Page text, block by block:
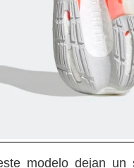
modelo dejan un